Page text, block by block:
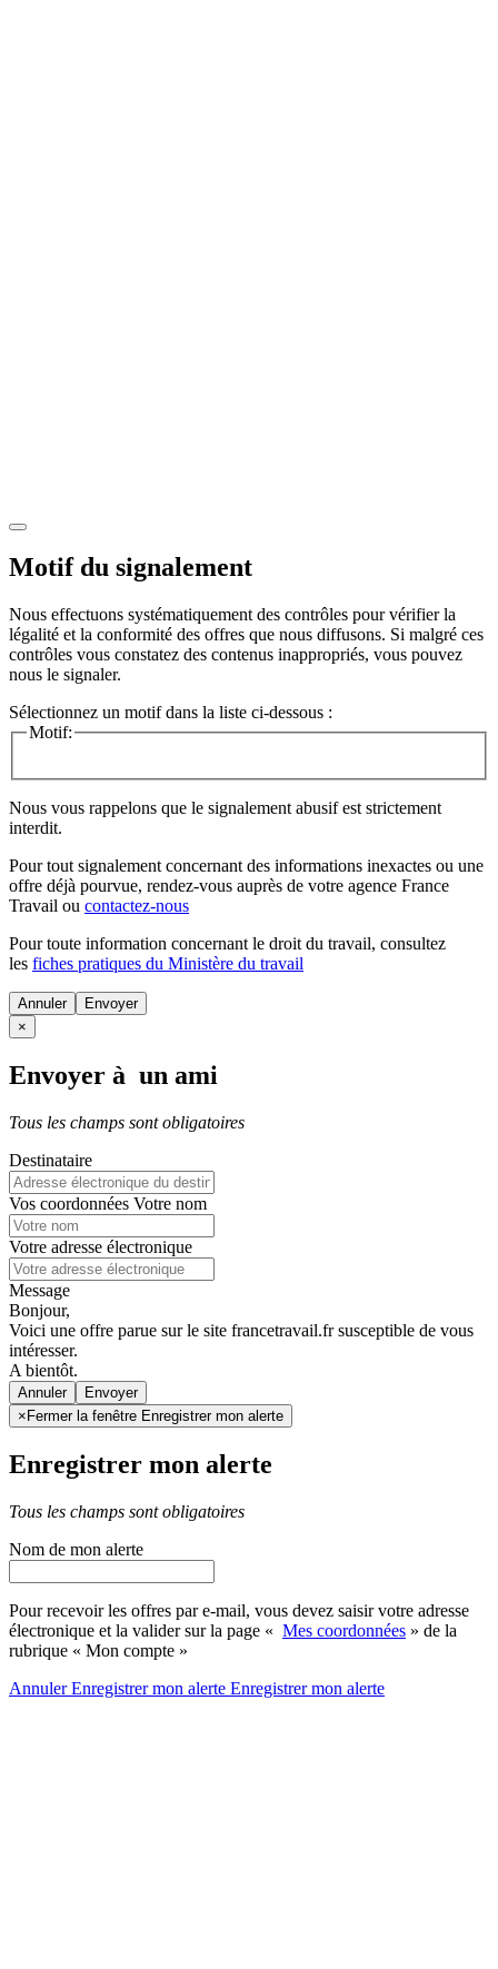
Motif du signalement
Nous effectuons systématiquement des contrôles pour vérifier la
légalité et la conformité des offres que nous diffusons. Si malgré ces
contrôles vous constatez des contenus inappropriés, vous pouvez
nous le signaler.
Sélectionnez un motif dans la liste ci-dessous :
Motif:
Nous vous rappelons que le signalement abusif est strictement
interdit.
Pour tout signalement concernant des informations inexactes ou une
offre déjà pourvue, rendez-vous auprès de votre agence France
Travail ou contactez-nous
Pour toute information concernant le droit du travail, consultez
les fiches pratiques du Ministère du travail
Annuler
×
Envoyer à un ami
Tous les champs sont obligatoires
Destinataire
Vos coordonnées Votre nom
Votre adresse électronique
Message
Bonjour,
Voici une offre parue sur le site francetravail.fr susceptible de vous
intéresser.
A bientôt.
Annuler
× Fermer la fenêtre Enregistrer mon alerte
Enregistrer mon alerte
Tous les champs sont obligatoires
Nom de mon alerte
Pour recevoir les offres par e-mail, vous devez saisir votre adresse
électronique et la valider sur la page « Mes coordonnées » de la
rubrique « Mon compte »
AnnulerEnregistrer mon alerte Enregistrermon alerte